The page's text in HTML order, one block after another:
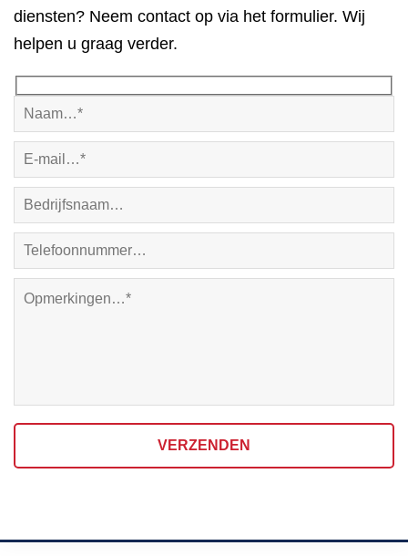
diensten? Neem contact op via het formulier. Wij
helpen u graag verder.
VERZENDEN